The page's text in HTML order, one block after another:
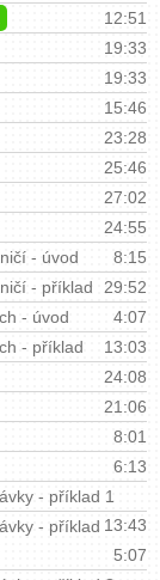
12:51
19:33
19:33
15:46
23:28
25:46
27:02
24:55
- úvod
8:15
- příklad
29:52
- úvod
4:07
- příklad
13:03
24:08
21:06
8:01
6:13
- příklad 1
13:43
- příklad
5:07